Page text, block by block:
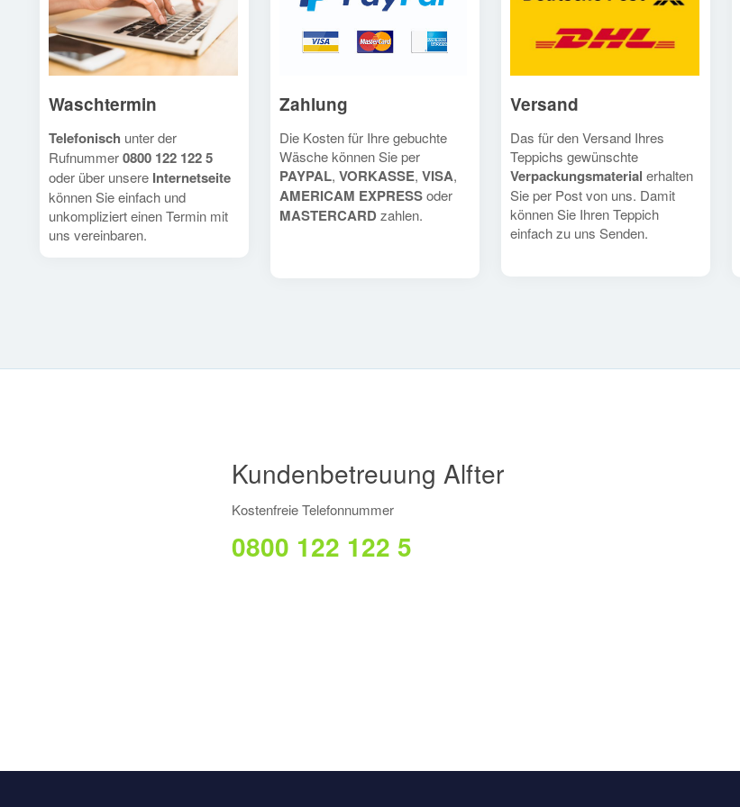
Waschtermin
Telefonisch unter der
Rufnummer0800 122 122 5
oder über unsere Internetseite
können Sie einfach und
unkompliziert einen Termin mit
uns vereinbaren.
Zahlung
Die Kosten für Ihre gebuchte
Wäsche können Sie per
PAYPAL, VORKASSE, VISA,
AMERICAM EXPRESSoder
MASTERCARDzahlen.
Versand
Das für den Versand Ihres
Teppichs gewünschte
Verpackungsmaterial erhalten
Sie per Post von uns. Damit
können Sie Ihren Teppich
einfach zu uns Senden.
Kundenbetreuung Alfter
Kostenfreie Telefonnummer
0800 122 122 5